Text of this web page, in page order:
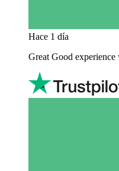
Hace 1 día
Great Good